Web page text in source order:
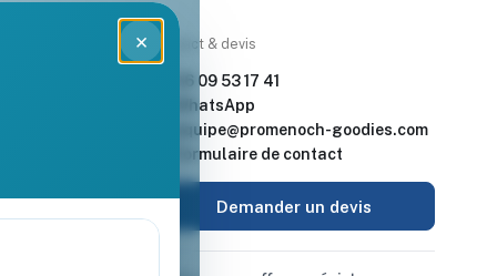
× Contact & devis
06 09 53 17 41
WhatsApp
equipe@promenoch-goodies.com
Formulaire de contact
Demander un devis